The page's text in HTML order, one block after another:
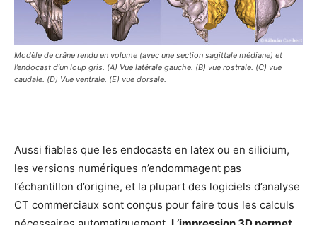
Modèle de crâne rendu en volume (avec une section sagittale médiane) et
l’endocast d’un loup gris. (A) Vue latérale gauche. (B) vue rostrale. (C) vue
caudale. (D) Vue ventrale. (E) vue dorsale.
Aussi fiables que les endocasts en latex ou en silicium,
les versions numériques n’endommagent pas
l’échantillon d’origine, et la plupart des logiciels d’analyse
CT commerciaux sont conçus pour faire tous les calculs